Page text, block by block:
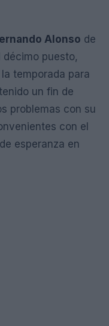
Alonso de
puesto,
temporada para
un fin de
problemas con su
con el
esperanza en